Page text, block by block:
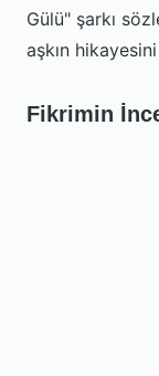
Gülü" şarkı
aşkın
Fikrimin